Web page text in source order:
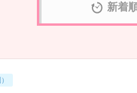
新着